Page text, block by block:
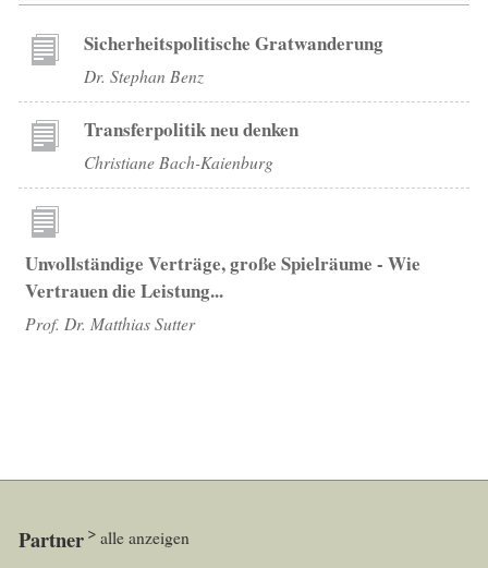
Sicherheitspolitische Gratwanderung
Dr. Stephan Benz
Transferpolitik neu denken
Christiane Bach-Kaienburg
Unvollständige Verträge, große Spielräume - Wie
Vertrauen die Leistung...
Prof. Dr. Matthias Sutter
Partner alle anzeigen